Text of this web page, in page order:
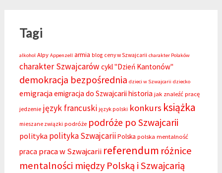
Tagi
alkohol Alpy Appenzell armia blog ceny w Szwajcarii charakter Polaków
charakter Szwajcarów cykl "Dzień Kantonów"
demokracja bezpośrednia dzieci w Szwajcarii dziecko
emigracjaemigracja do Szwajcarii historia jak znaleźć pracę
jedzenie język francuski język polski konkurs książka
mieszane związki podróże podróże po Szwajcarii
polityka polityka SzwajcariiPolska polska mentalność
praca praca w Szwajcarii referendum różnice
mentalności między Polską i Szwajcarią